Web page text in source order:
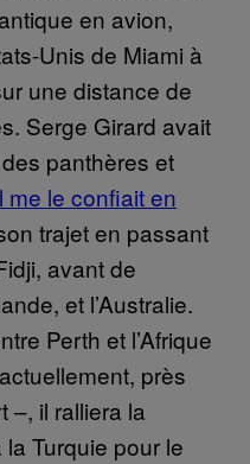
en avion,
Unis de Miami à
une distance de
Serge Girard avait
panthères et
me le confiait en
trajet en passant
avant de
et l’Australie.
Perth et l’Afrique
près
–, il ralliera la
la Turquie pour le